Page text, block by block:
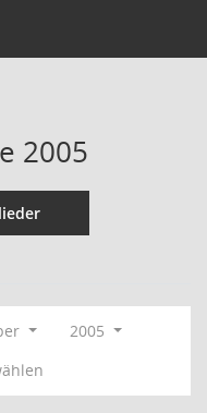
2005
2005